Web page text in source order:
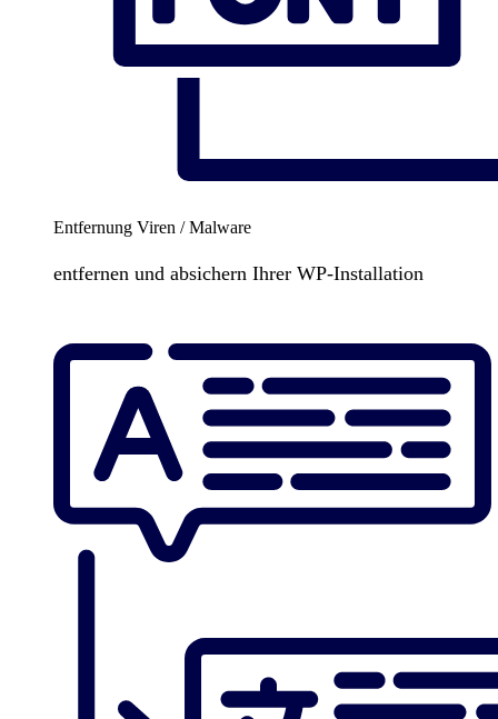
Entfernung Viren / Malware
entfernen und absichern Ihrer WP-Installation